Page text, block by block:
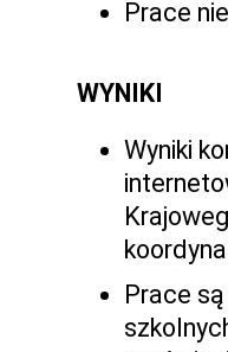
Prace
WYNIKI
Wyniki
Prace